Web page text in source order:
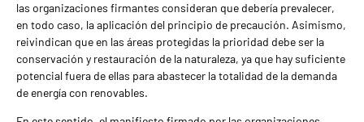
las organizaciones firmantes consideran que debería prevalecer,
en todo caso, la aplicación del principio de precaución. Asimismo,
reivindican que en las áreas protegidas la prioridad debe ser la
conservación y restauración de la naturaleza, ya que hay suficiente
potencial fuera de ellas para abastecer la totalidad de la demanda
de energía con renovables.